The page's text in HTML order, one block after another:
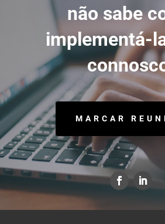
não sabe
implementá-
MARCAR